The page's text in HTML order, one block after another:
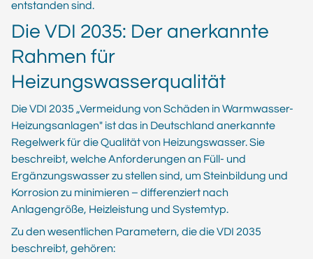
entstanden sind.
Die VDI 2035: Der anerkannte
Rahmen für
Heizungswasserqualität
Die VDI 2035 „Vermeidung von Schäden in Warmwasser-
Heizungsanlagen" ist das in Deutschland anerkannte
Regelwerk für die Qualität von Heizungswasser. Sie
beschreibt, welche Anforderungen an Füll- und
Ergänzungswasser zu stellen sind, um Steinbildung und
Korrosion zu minimieren – differenziert nach
Anlagengröße, Heizleistung und Systemtyp.
Zu den wesentlichen Parametern, die die VDI 2035
beschreibt, gehören: